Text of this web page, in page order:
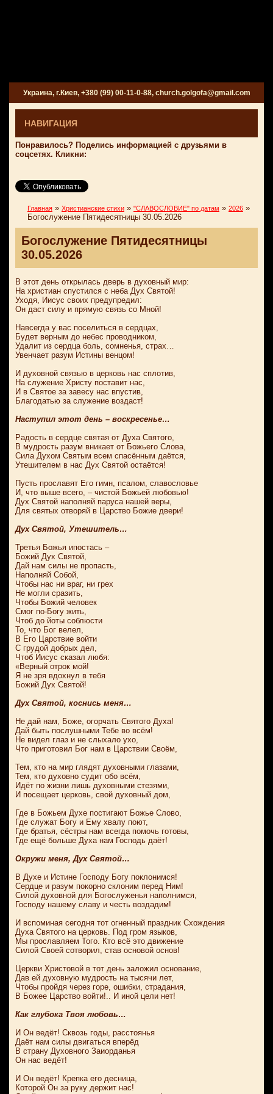
Украина, г.Киев, +380 (99) 00-11-0-88, church.golgofa@gmail.com
НАВИГАЦИЯ
Понравилось? Поделись информацией с друзьями в
соцсетях. Кликни:
Главная » Христианские стихи » "СЛАВОСЛОВИЕ" по датам » 2026 »
Богослужение Пятидесятницы 30.05.2026
Богослужение Пятидесятницы
30.05.2026
В этот день открылась дверь в духовный мир:
На христиан спустился с неба Дух Святой!
Уходя, Иисус своих предупредил:
Он даст силу и прямую связь со Мной!
Навсегда у вас поселиться в сердцах,
Будет верным до небес проводником,
Удалит из сердца боль, сомненья, страх…
Увенчает разум Истины венцом!
И духовной связью в церковь нас сплотив,
На служение Христу поставит нас,
И в Святое за завесу нас впустив,
Благодатью за служение воздаст!
Наступил этот день – воскресенье…
Радость в сердце святая от Духа Святого,
В мудрость разум вникает от Божьего Слова,
Сила Духом Святым всем спасённым даётся,
Утешителем в нас Дух Святой остаётся!
Пусть прославят Его гимн, псалом, славословье
И, что выше всего, – чистой Божьей любовью!
Дух Святой наполняй паруса нашей веры,
Для святых отворяй в Царство Божие двери!
Дух Святой, Утешитель…
Третья Божья ипостась –
Божий Дух Святой,
Дай нам силы не пропасть,
Наполняй Собой,
Чтобы нас ни враг, ни грех
Не могли сразить,
Чтобы Божий человек
Смог по-Богу жить,
Чтоб до йоты соблюсти
То, что Бог велел,
В Его Царствие войти
С грудой добрых дел,
Чтоб Иисус сказал любя:
«Верный отрок мой!
Я не зря вдохнул в тебя
Божий Дух Святой!
Дух Святой, коснись меня…
Не дай нам, Боже, огорчать Святого Духа!
Дай быть послушными Тебе во всём!
Не видел глаз и не слыхало ухо,
Что приготовил Бог нам в Царствии Своём,
Тем, кто на мир глядят духовными глазами,
Тем, кто духовно судит обо всём,
Идёт по жизни лишь духовными стезями,
И посещает церковь, свой духовный дом,
Где в Божьем Духе постигают Божье Слово,
Где служат Богу и Ему хвалу поют,
Где братья, сёстры нам всегда помочь готовы,
Где ещё больше Духа нам Господь даёт!
Окружи меня, Дух Святой…
В Духе и Истине Господу Богу поклонимся!
Сердце и разум покорно склоним перед Ним!
Силой духовной для Богослуженья наполнимся,
Господу нашему славу и честь воздадим!
И вспоминая сегодня тот огненный праздник Схождения
Духа Святого на церковь. Под гром языков,
Мы прославляем Того. Кто всё это движение
Силой Своей сотворил, став основой основ!
Церкви Христовой в тот день заложил основание,
Дав ей духовную мудрость на тысячи лет,
Чтобы пройдя через горе, ошибки, страдания,
В Божее Царство войти!.. И иной цели нет!
Как глубока Твоя любовь…
И Он ведёт! Сквозь годы, расстоянья
Даёт нам силы двигаться вперёд
В страну Духовного Заиорданья
Он нас ведёт!
И Он ведёт! Крепка его десница,
Которой Он за руку держит нас!